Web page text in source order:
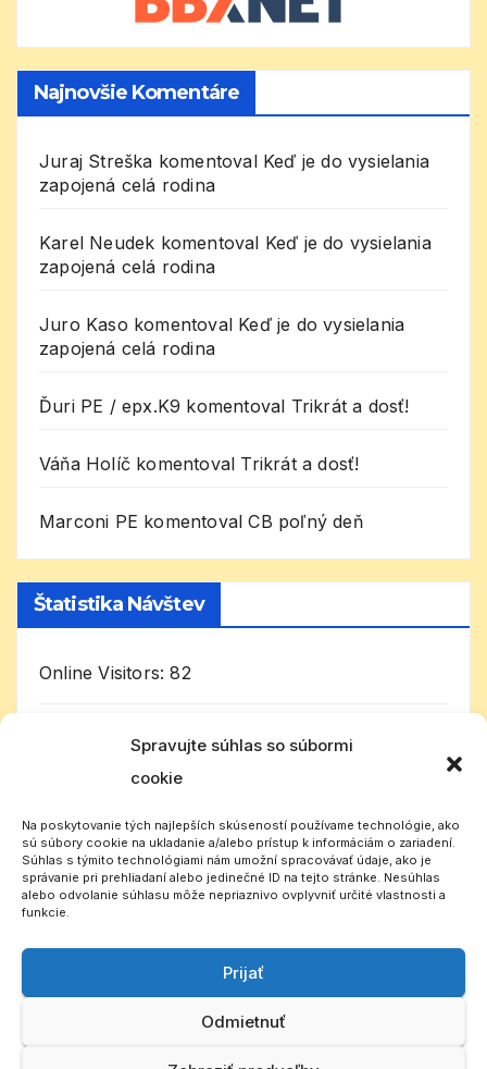
Spravujte súhlas so súbormi
cookie
Na poskytovanie tých najlepších skúseností používame technológie, ako
sú súbory cookie na ukladanie a/alebo prístup k informáciám o zariadení.
Súhlas s týmito technológiami nám umožní spracovávať údaje, ako je
správanie pri prehliadaní alebo jedinečné ID na tejto stránke. Nesúhlas
alebo odvolanie súhlasu môže nepriaznivo ovplyvniť určité vlastnosti a
funkcie.
Prijať
Odmietnuť
Najnovšie Komentáre
Juraj Streška komentoval Keď je do vysielania
zapojená celá rodina
Karel Neudek komentoval Keď je do vysielania
zapojená celá rodina
Juro Kaso komentoval Keď je do vysielania
zapojená celá rodina
Ďuri PE / epx.K9 komentoval Trikrát a dosť!
Váňa Holíč komentoval Trikrát a dosť!
Marconi PE komentovalCB poľný deň
Štatistika Návštev
Online Visitors:82
Today's Visitors:8 987
Slovenský CB rádioklub